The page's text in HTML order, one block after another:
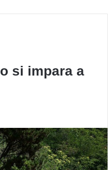
si impara a